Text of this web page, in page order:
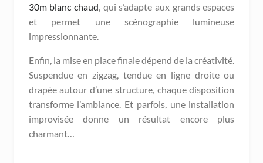
30m blanc chaud, qui s’adapte aux grands espaces
et permet une scénographie lumineuse
impressionnante.
Enfin, la mise en place finale dépend de la créativité.
Suspendue en zigzag, tendue en ligne droite ou
drapée autour d’une structure, chaque disposition
transforme l’ambiance. Et parfois, une installation
improvisée donne un résultat encore plus
charmant…